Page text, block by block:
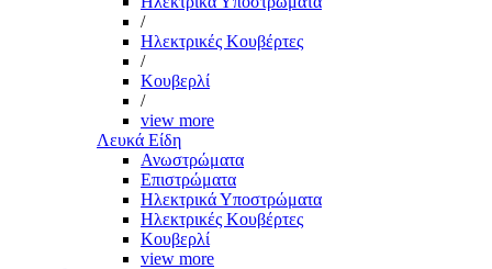
/
Ηλεκτρικές Κουβέρτες
/
Κουβερλί
/
view more
Λευκά Είδη
Ανωστρώματα
Επιστρώματα
Ηλεκτρικά Υποστρώματα
Ηλεκτρικές Κουβέρτες
Κουβερλί
view more